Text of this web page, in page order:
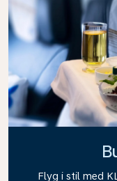
Flyg i stil med